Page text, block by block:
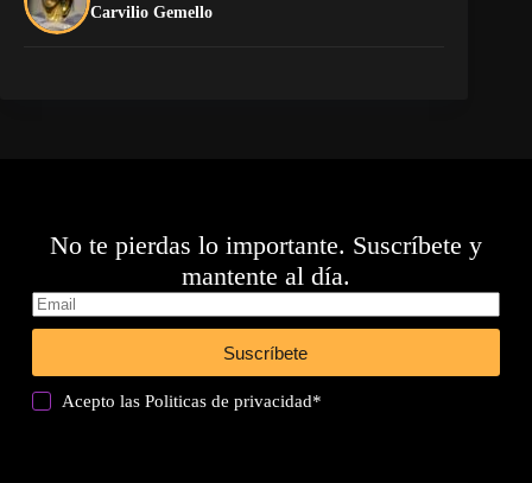
Carvilio Gemello
No te pierdas lo importante. Suscríbete y
mantente al día.
Suscríbete
Acepto lasPoliticas de privacidad*